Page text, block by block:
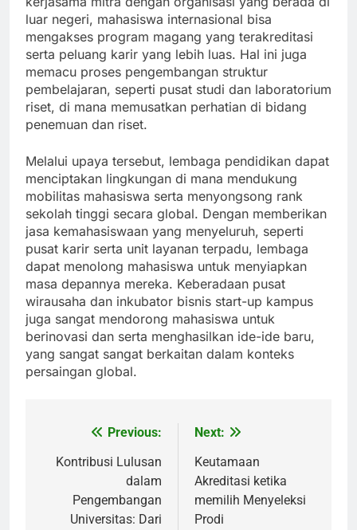
luar negeri, mahasiswa internasional bisa
mengakses program magang yang terakreditasi
serta peluang karir yang lebih luas. Hal ini juga
memacu proses pengembangan struktur
pembelajaran, seperti pusat studi dan laboratorium
riset, di mana memusatkan perhatian di bidang
penemuan dan riset.
Melalui upaya tersebut, lembaga pendidikan dapat
menciptakan lingkungan di mana mendukung
mobilitas mahasiswa serta menyongsong rank
sekolah tinggi secara global. Dengan memberikan
jasa kemahasiswaan yang menyeluruh, seperti
pusat karir serta unit layanan terpadu, lembaga
dapat menolong mahasiswa untuk menyiapkan
masa depannya mereka. Keberadaan pusat
wirausaha dan inkubator bisnis start-up kampus
juga sangat mendorong mahasiswa untuk
berinovasi dan serta menghasilkan ide-ide baru,
yang sangat sangat berkaitan dalam konteks
persaingan global.
navigation
Previous:
Kontribusi Lulusan
dalam
Pengembangan
Universitas: Dari
Next:
Keutamaan
Akreditasi ketika
memilih Menyeleksi
Prodi